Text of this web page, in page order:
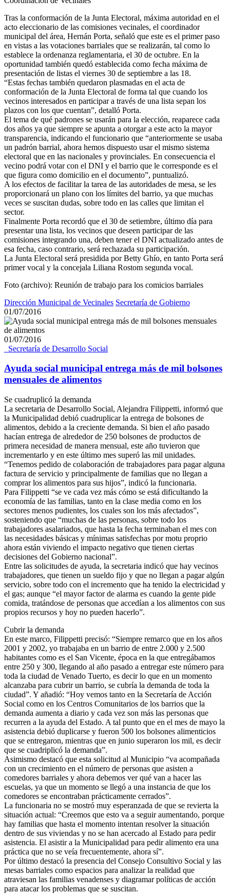
Tras la conformación de la Junta Electoral, máxima autoridad en el
acto eleccionario de las comisiones vecinales, el coordinador
municipal del área, Hernán Porta, señaló que este es el primer paso
en vistas a las votaciones barriales que se realizarán, tal como lo
establece la ordenanza reglamentaria, el 30 de octubre. En la
oportunidad también quedó establecida como fecha máxima de
presentación de listas el viernes 30 de septiembre a las 18.
“Estas fechas también quedaron plasmadas en el acta de
conformación de la Junta Electoral de forma tal que cuando los
vecinos interesados en participar a través de una lista sepan los
plazos con los que cuentan”, detalló Porta.
El tema de qué padrones se usarán para la elección, reaparece cada
dos años ya que siempre se apunta a otorgar a este acto la mayor
transparencia, indicando el funcionario que “anteriormente se usaba
un padrón barrial, ahora hemos dispuesto usar el mismo sistema
electoral que en las nacionales y provinciales. En consecuencia el
vecino podrá votar con el DNI y el barrio que le corresponde es el
que figura como domicilio en el documento”, puntualizó.
A los efectos de facilitar la tarea de las autoridades de mesa, se les
proporcionará un plano con los límites del barrio, ya que muchas
veces se suscitan dudas, sobre todo en las calles que limitan el
sector.
Finalmente Porta recordó que el 30 de setiembre, último día para
presentar una lista, los vecinos que deseen participar de las
comisiones integrando una, deben tener el DNI actualizado antes de
esa fecha, caso contrario, será rechazada su participación.
La Junta Electoral será presidida por Betty Ghío, en tanto Porta será
primer vocal y la concejala Liliana Rostom segunda vocal.
Foto (archivo): Reunión de trabajo para los comicios barriales
Dirección Municipal de Vecinales Secretaría de Gobierno
01/07/2016
01/07/2016
_Secretaría de Desarrollo Social
Ayuda social municipal entrega más de mil bolsones
mensuales de alimentos
Se cuadruplicó la demanda
La secretaria de Desarrollo Social, Alejandra Filippetti, informó que
la Municipalidad debió cuadruplicar la entrega de bolsones de
alimentos, debido a la creciente demanda. Si bien el año pasado
hacían entrega de alrededor de 250 bolsones de productos de
primera necesidad de manera mensual, este año tuvieron que
incrementarlo y en este último mes superó las mil unidades.
“Tenemos pedido de colaboración de trabajadores para pagar alguna
factura de servicio y principalmente de familias que no llegan a
comprar los alimentos para sus hijos”, indicó la funcionaria.
Para Filippetti “se ve cada vez más cómo se está dificultando la
economía de las familias, tanto en la clase media como en los
sectores menos pudientes, los cuales son los más afectados”,
sosteniendo que “muchas de las personas, sobre todo los
trabajadores asalariados, que hasta la fecha terminaban el mes con
las necesidades básicas y mínimas satisfechas por motu proprio
ahora están viviendo el impacto negativo que tienen ciertas
decisiones del Gobierno nacional”.
Entre las solicitudes de ayuda, la secretaria indicó que hay vecinos
trabajadores, que tienen un sueldo fijo y que no llegan a pagar algún
servicio, sobre todo con el incremento que ha tenido la electricidad y
el gas; aunque “el mayor factor de alarma es cuando la gente pide
comida, tratándose de personas que accedían a los alimentos con sus
propios recursos y hoy no pueden hacerlo”.
Cubrir la demanda
En este marco, Filippetti precisó: “Siempre remarco que en los años
2001 y 2002, yo trabajaba en un barrio de entre 2.000 y 2.500
habitantes como es el San Vicente, época en la que entregábamos
entre 250 y 300, llegando al año pasado a entregar este número para
toda la ciudad de Venado Tuerto, es decir lo que en un momento
alcanzaba para cubrir un barrio, se cubría la demanda de toda la
ciudad”. Y añadió: “Hoy vemos tanto en la Secretaría de Acción
Social como en los Centros Comunitarios de los barrios que la
demanda aumenta a diario y cada vez son más las personas que
recurren a la ayuda del Estado. A tal punto que en el mes de mayo la
asistencia debió duplicarse y fueron 500 los bolsones alimenticios
que se entregaron, mientras que en junio superaron los mil, es decir
que se cuadriplicó la demanda”.
Asimismo destacó que esta solicitud al Municipio “va acompañada
con un crecimiento en el número de personas que asisten a
comedores barriales y ahora debemos ver qué van a hacer las
escuelas, ya que un momento se llegó a una instancia de que los
comedores se encontraban prácticamente cerrados”.
La funcionaria no se mostró muy esperanzada de que se revierta la
situación actual: “Creemos que esto va a seguir aumentando, porque
hay familias que hasta el momento intentan resolver la situación
dentro de sus viviendas y no se han acercado al Estado para pedir
asistencia. El asistir a la Municipalidad para pedir alimento era una
práctica que no se veía frecuentemente, ahora sí”.
Por último destacó la presencia del Consejo Consultivo Social y las
mesas barriales como espacios para analizar la realidad que
atraviesan las familias venadenses y diagramar políticas de acción
para atacar los problemas que se suscitan.